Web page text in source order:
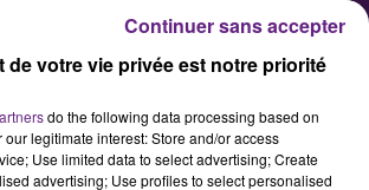
de votre vie privée est notre priorité
do the following data processing based on
legitimate interest: Store and/or access
Use limited data to select advertising; Create
advertising; Use profiles to select personalised
Continuer sans accepter